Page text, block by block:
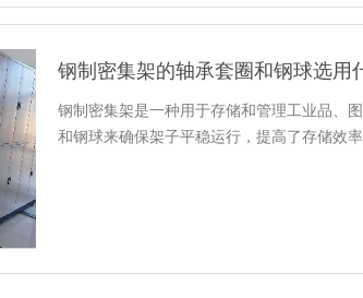
钢制密集架的轴承套圈和钢球选用
钢制密集架是一种用于存储和管理工业品、
和钢球来确保架子平稳运行，提高了存储效率